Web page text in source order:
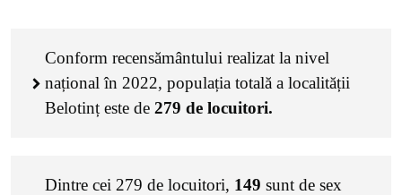
Conform recensământului realizat la nivel
național în 2022, populația totală a localității
Belotinț este de 279 de locuitori.
Dintre cei 279 de locuitori, 149 sunt de sex